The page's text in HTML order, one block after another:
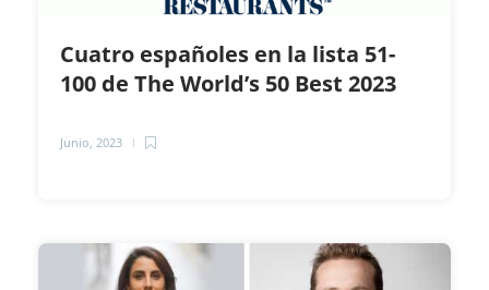
Cuatro españoles en la lista 51-
100 de The World’s 50 Best 2023
Junio, 2023